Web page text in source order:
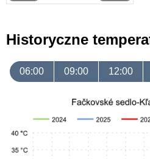
Historyczne
06:00 09:00 12:00